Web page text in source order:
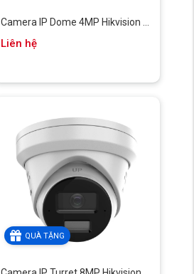
Camera IP Dome 4MP Hikvision ...
Liên hệ
QUÀ TẶNG